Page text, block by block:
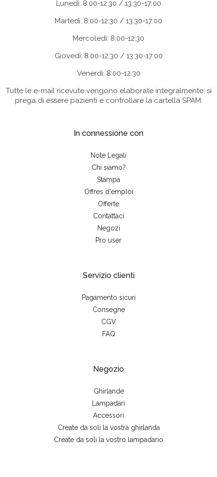
Lunedì: 8:00-12:30 / 13:30-17:00
Martedì: 8:00-12:30 / 13:30-17:00
Mercoledì: 8:00-12:30
Giovedì: 8:00-12:30 / 13:30-17:00
Venerdì: 8:00-12:30
Tutte le e-mail ricevute vengono elaborate integralmente; si
prega di essere pazienti e controllare la cartella SPAM.
In connessione con
Note Legali
Chi siamo?
Stampa
Offres d'emploi
Offerte
Contattaci
Negozi
Pro user
Servizio clienti
Pagamento sicuri
Consegne
CGV
FAQ
Negozio
Ghirlande
Lampadari
Accessori
Create da soli la vostra ghirlanda
Create da soli la vostro lampadario